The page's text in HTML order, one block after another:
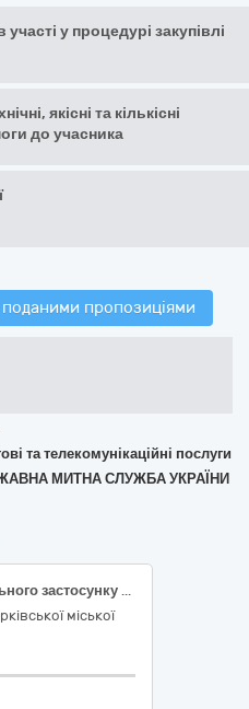
у процедурі закупівлі
якісні та кількісні
до учасника
поданими пропозиціями
та телекомунікаційні послуги
МИТНА СЛУЖБА УКРАЇНИ
Послуги з підтримки мобільного застосунку «е-Громада» в частині забезпечення захищеної автентифікації користувачів (OTP) Єдиного цифрового комплексу Білоцерківської міської територіальної громади шляхом розсилки повідомлень (SMS) (послуга служби коротких повідомлень (SMS))
міської